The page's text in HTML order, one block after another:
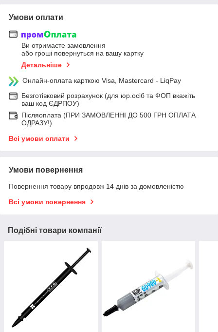
Умови оплати
Ви отримаєте замовлення
або гроші повернуться на вашу картку
Детальніше
Онлайн-оплата карткою Visa, Mastercard - LiqPay
Безготівковий розрахунок (для юр.осіб та ФОП вкажіть
ваш код ЄДРПОУ)
Післяоплата (ПРИ ЗАМОВЛЕННІ ДО 500 ГРН ОПЛАТА
ОДРАЗУ!)
Всі умови оплати
Умови повернення
Повернення товару впродовж 14 днів за домовленістю
Всі умови повернення
Подібні товари компанії